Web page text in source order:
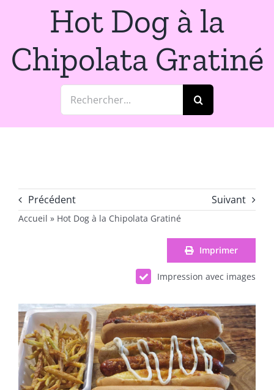
Hot Dog à la
Chipolata Gratiné
Rechercher:
Précédent Suivant
Accueil » Hot Dog à la Chipolata Gratiné
Imprimer
Impression avec images